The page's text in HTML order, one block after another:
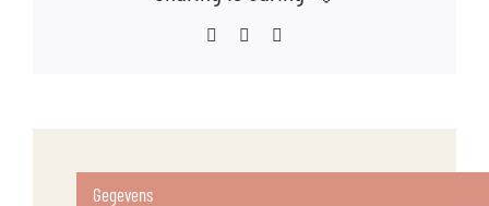
FacebookWhatsApp
Gegevens